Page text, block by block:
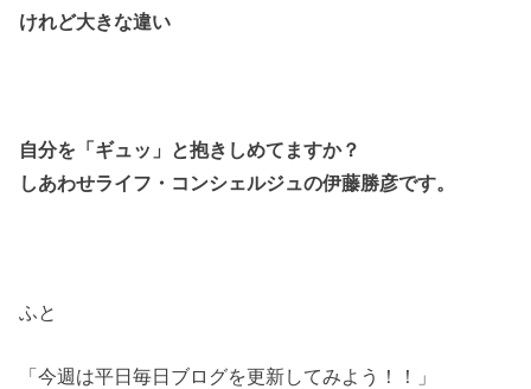
けれど大きな違い
自分を「ギュッ」と抱きしめてますか？
しあわせライフ・コンシェルジュの伊藤勝彦です。
ふと
「今週は平日毎日ブログを更新してみよう！！」